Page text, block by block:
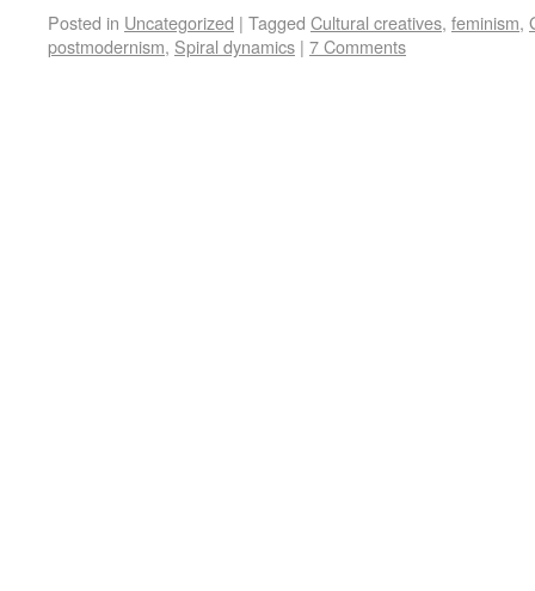
Posted in Uncategorized | Tagged Cultural creatives, feminism,
postmodernism, Spiral dynamics | 7 Comments